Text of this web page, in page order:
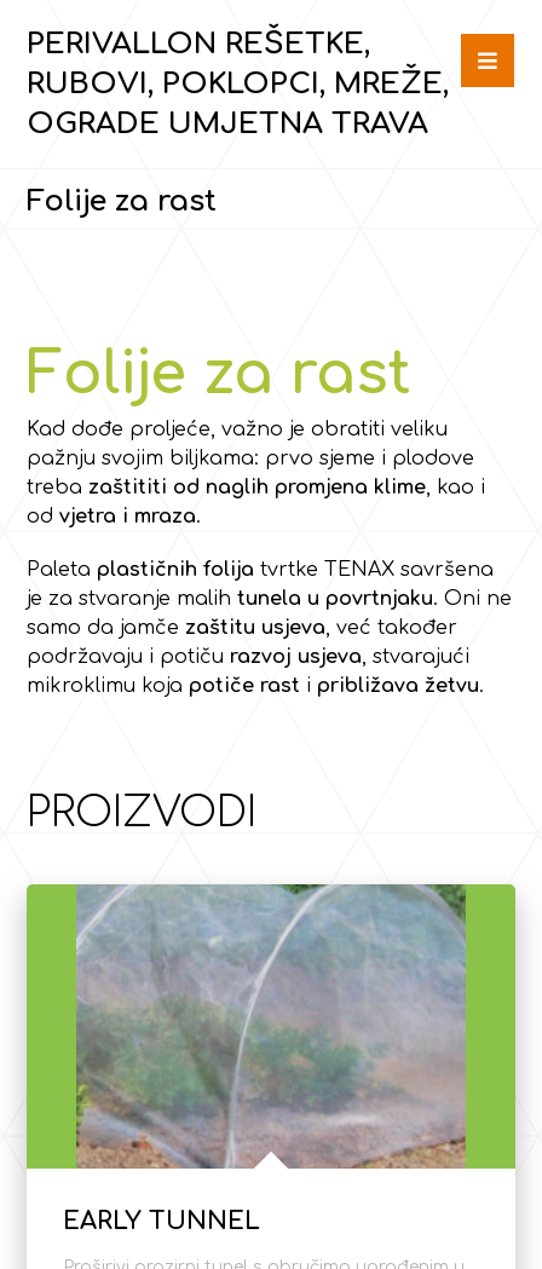
PERIVALLON REŠETKE,
RUBOVI, POKLOPCI, MREŽE,
OGRADE UMJETNA TRAVA
Folije za rast
Folije za rast
Kad dođe proljeće, važno je obratiti veliku
pažnju svojim biljkama: prvo sjeme i plodove
treba zaštititi od naglih promjena klime, kao i
odvjetra i mraza.
Paleta plastičnih folija tvrtke TENAX savršena
je za stvaranje malihtunela u povrtnjaku. Oni ne
samo da jamče zaštitu usjeva, već također
podržavaju i potiču razvoj usjeva, stvarajući
mikroklimu koja potiče rast i približava žetvu.
PROIZVODI
EARLY TUNNEL